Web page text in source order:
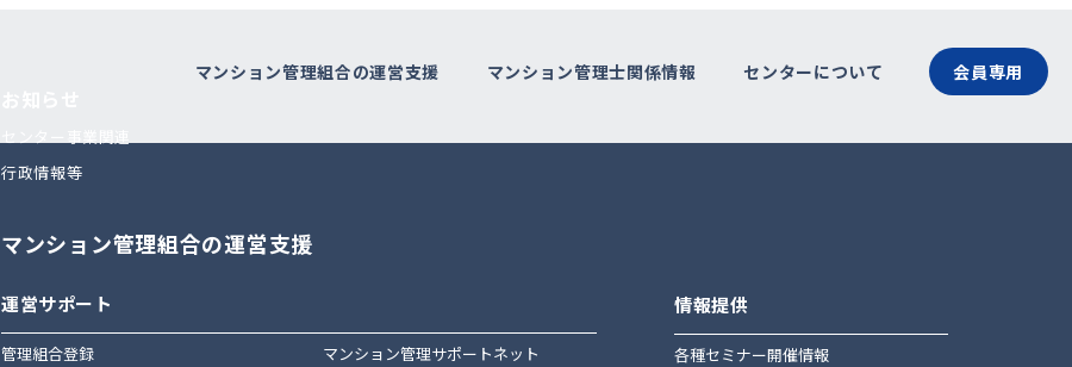
マンション管理組合の運営支援 マンション管理士関係情報 センターについて 会員専用
行政情報等
マンション管理組合の運営支援
運営サポート
管理組合登録
マンション管理サポートネット
情報提供
各種セミナー開催情報